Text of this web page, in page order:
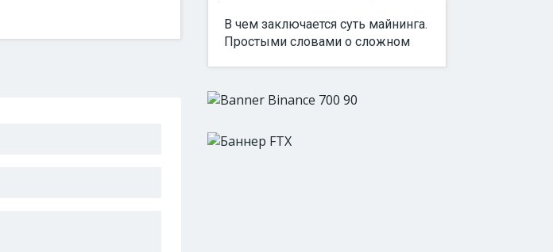
В чем заключается суть майнинга.
Простыми словами о сложном